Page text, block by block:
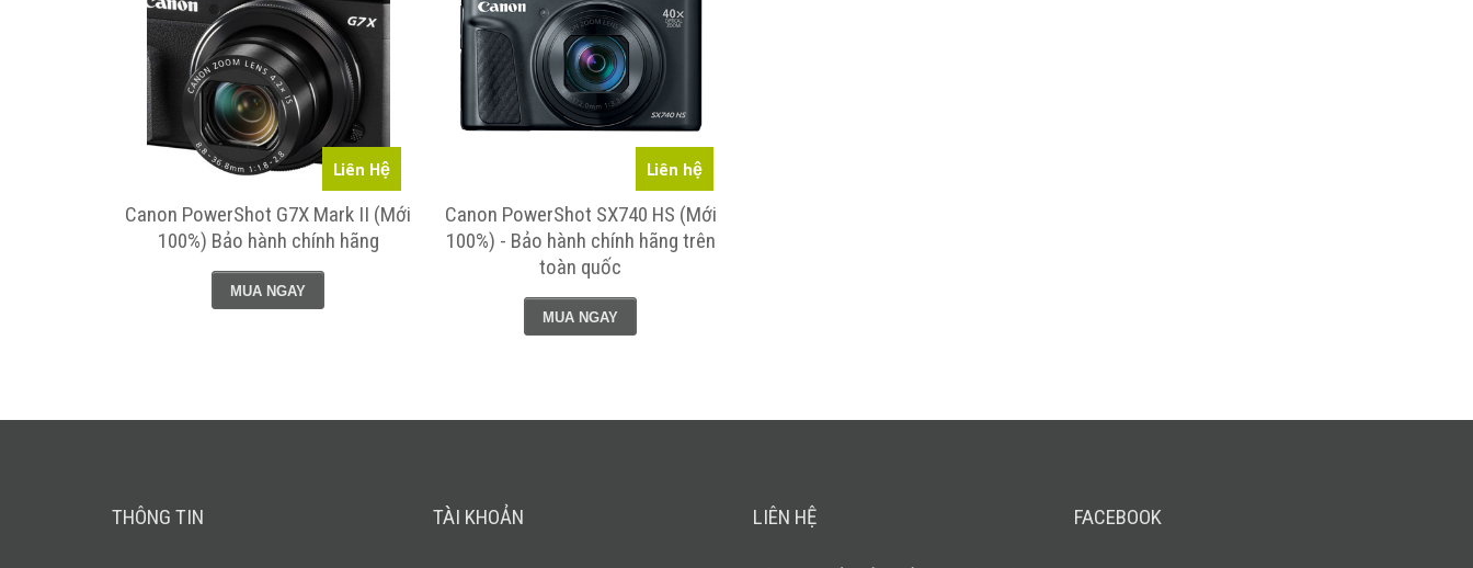
Liên Hệ
Canon PowerShot G7X Mark II (Mới
100%) Bảo hành chính hãng
MUA NGAY
Liên hệ
Canon PowerShot SX740 HS (Mới
100%) - Bảo hành chính hãng trên
toàn quốc
MUA NGAY
THÔNG TIN TÀI KHOẢN LIÊN HỆ FACEBOOK